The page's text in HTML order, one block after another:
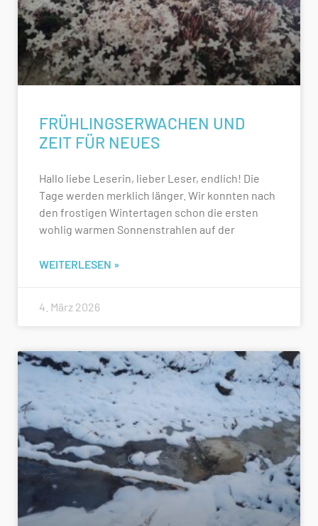
FRÜHLINGSERWACHEN UND
ZEIT FÜR NEUES
Hallo liebe Leserin, lieber Leser, endlich! Die
Tage werden merklich länger. Wir konnten nach
den frostigen Wintertagen schon die ersten
wohlig warmen Sonnenstrahlen auf der
WEITERLESEN »
4. März 2026